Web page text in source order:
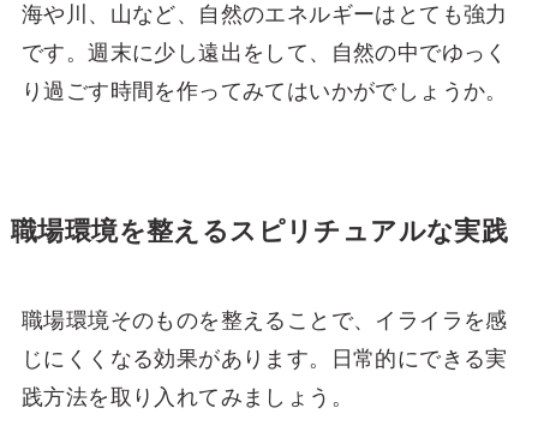
海や川、山など、自然のエネルギーはとても強力
です。週末に少し遠出をして、自然の中でゆっく
り過ごす時間を作ってみてはいかがでしょうか。
職場環境を整えるスピリチュアルな実践
職場環境そのものを整えることで、イライラを感
じにくくなる効果があります。日常的にできる実
践方法を取り入れてみましょう。